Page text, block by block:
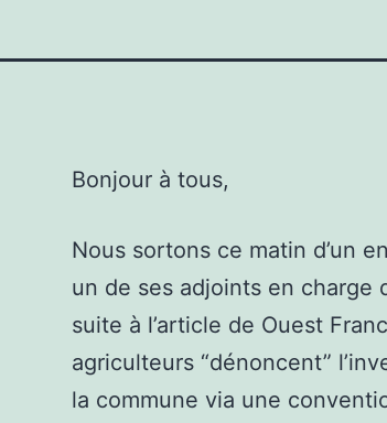
Bonjour à tous,
Nous sortons ce matin d’un
un de ses adjoints en charge
suite à l’article de Ouest
agriculteurs “dénoncent”
la commune via une